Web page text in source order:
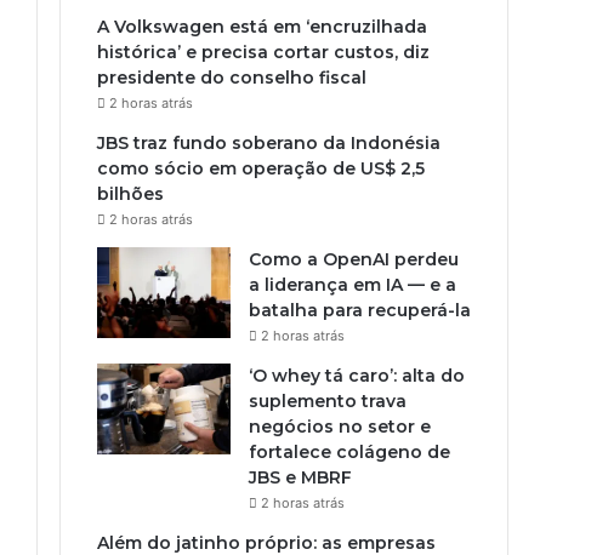
A Volkswagen está em ‘encruzilhada
histórica’ e precisa cortar custos, diz
presidente do conselho fiscal
2 horas atrás
JBS traz fundo soberano da Indonésia
como sócio em operação de US$ 2,5
bilhões
2 horas atrás
Como a OpenAI perdeu
a liderança em IA — e a
batalha para recuperá-la
2 horas atrás
‘O whey tá caro’: alta do
suplemento trava
negócios no setor e
fortalece colágeno de
JBS e MBRF
2 horas atrás
Além do jatinho próprio: as empresas